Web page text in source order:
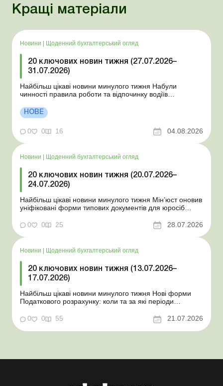
Кращі матеріали
Новини | Щоденний бухгалтерський огляд
20 ключових новин тижня (27.07.2026–
31.07.2026)
Найбільш цікаві новини минулого тижня Набули
чинності правила роботи та відпочинку водіїв
стан Для сільгосппідприємств і ФОП запроваджено нові
одноразові статистичні форми З 2 серпня змінюється
порядок зарахування окремих періодів роботи до стр...
НОВЕ
0 0 16 04.08.2026
Новини Щоденний бухгалтерський огляд
20 ключових новин тижня (20.07.2026–
24.07.2026)
Найбільш цікаві новини минулого тижня Мін’юст оновив
уніфіковані форми типових документів для юросіб
координаційного центру з організації бронювання У
працівника виявлено статус «у розшуку»: що потрібно
0 0 25 28.07.2026
Новини Щоденний бухгалтерський огляд
20 ключових новин тижня (13.07.2026–
17.07.2026)
Найбільш цікаві новини минулого тижня Нові форми
Податкового розрахунку: коли та за які періоди
відстрочки від призову під час мобілізації удосконалено
Кабмін утворив Координаційний центр з організації
бронювання військовозобов’язаних Верховна ...
0 0 55 21.07.2026